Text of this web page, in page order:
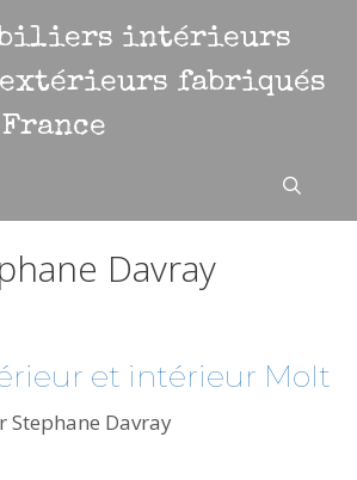
intérieurs
fabriqués
Davray
et intérieur Molt
Stephane Davray